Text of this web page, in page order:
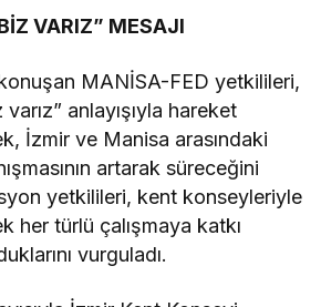
VARIZ” MESAJI
konuşan MANİSA-FED yetkilileri,
anlayışıyla hareket
İzmir ve Manisa arasındaki
artarak süreceğini
yetkilileri, kent konseyleriyle
her türlü çalışmaya katkı
vurguladı.